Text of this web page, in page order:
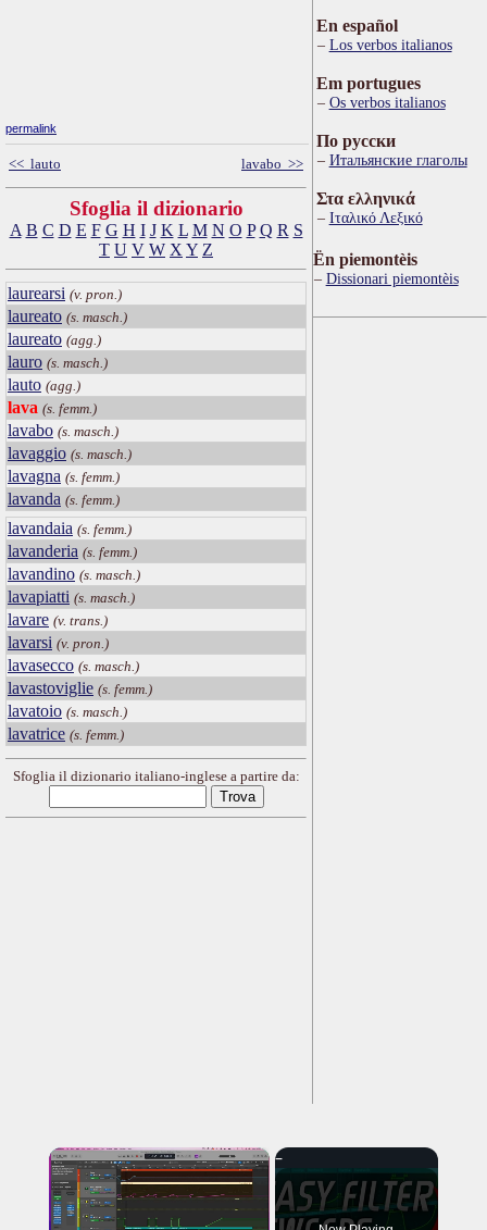
permalink
<< lauto lavabo >>
Sfoglia il dizionario
A B C D E F G H I J K L M N O P Q R S
T U V W X Y Z
laurearsi (v. pron.)
laureato (s. masch.)
laureato (agg.)
lauro (s. masch.)
lauto (agg.)
lava (s. femm.)
lavabo (s. masch.)
lavaggio (s. masch.)
lavagna (s. femm.)
lavanda (s. femm.)
lavandaia (s. femm.)
lavanderia (s. femm.)
lavandino (s. masch.)
lavapiatti (s. masch.)
lavare (v. trans.)
lavarsi (v. pron.)
lavasecco (s. masch.)
lavastoviglie (s. femm.)
lavatoio (s. masch.)
lavatrice (s. femm.)
Sfoglia il dizionario italiano-inglese a partire da:
En español
Los verbos italianos
Em portugues
Os verbos italianos
По русски
Итальянские глаголы
Στα ελληνικά
Ιταλικό Λεξικό
Ën piemontèis
Dissionari piemontèis
×